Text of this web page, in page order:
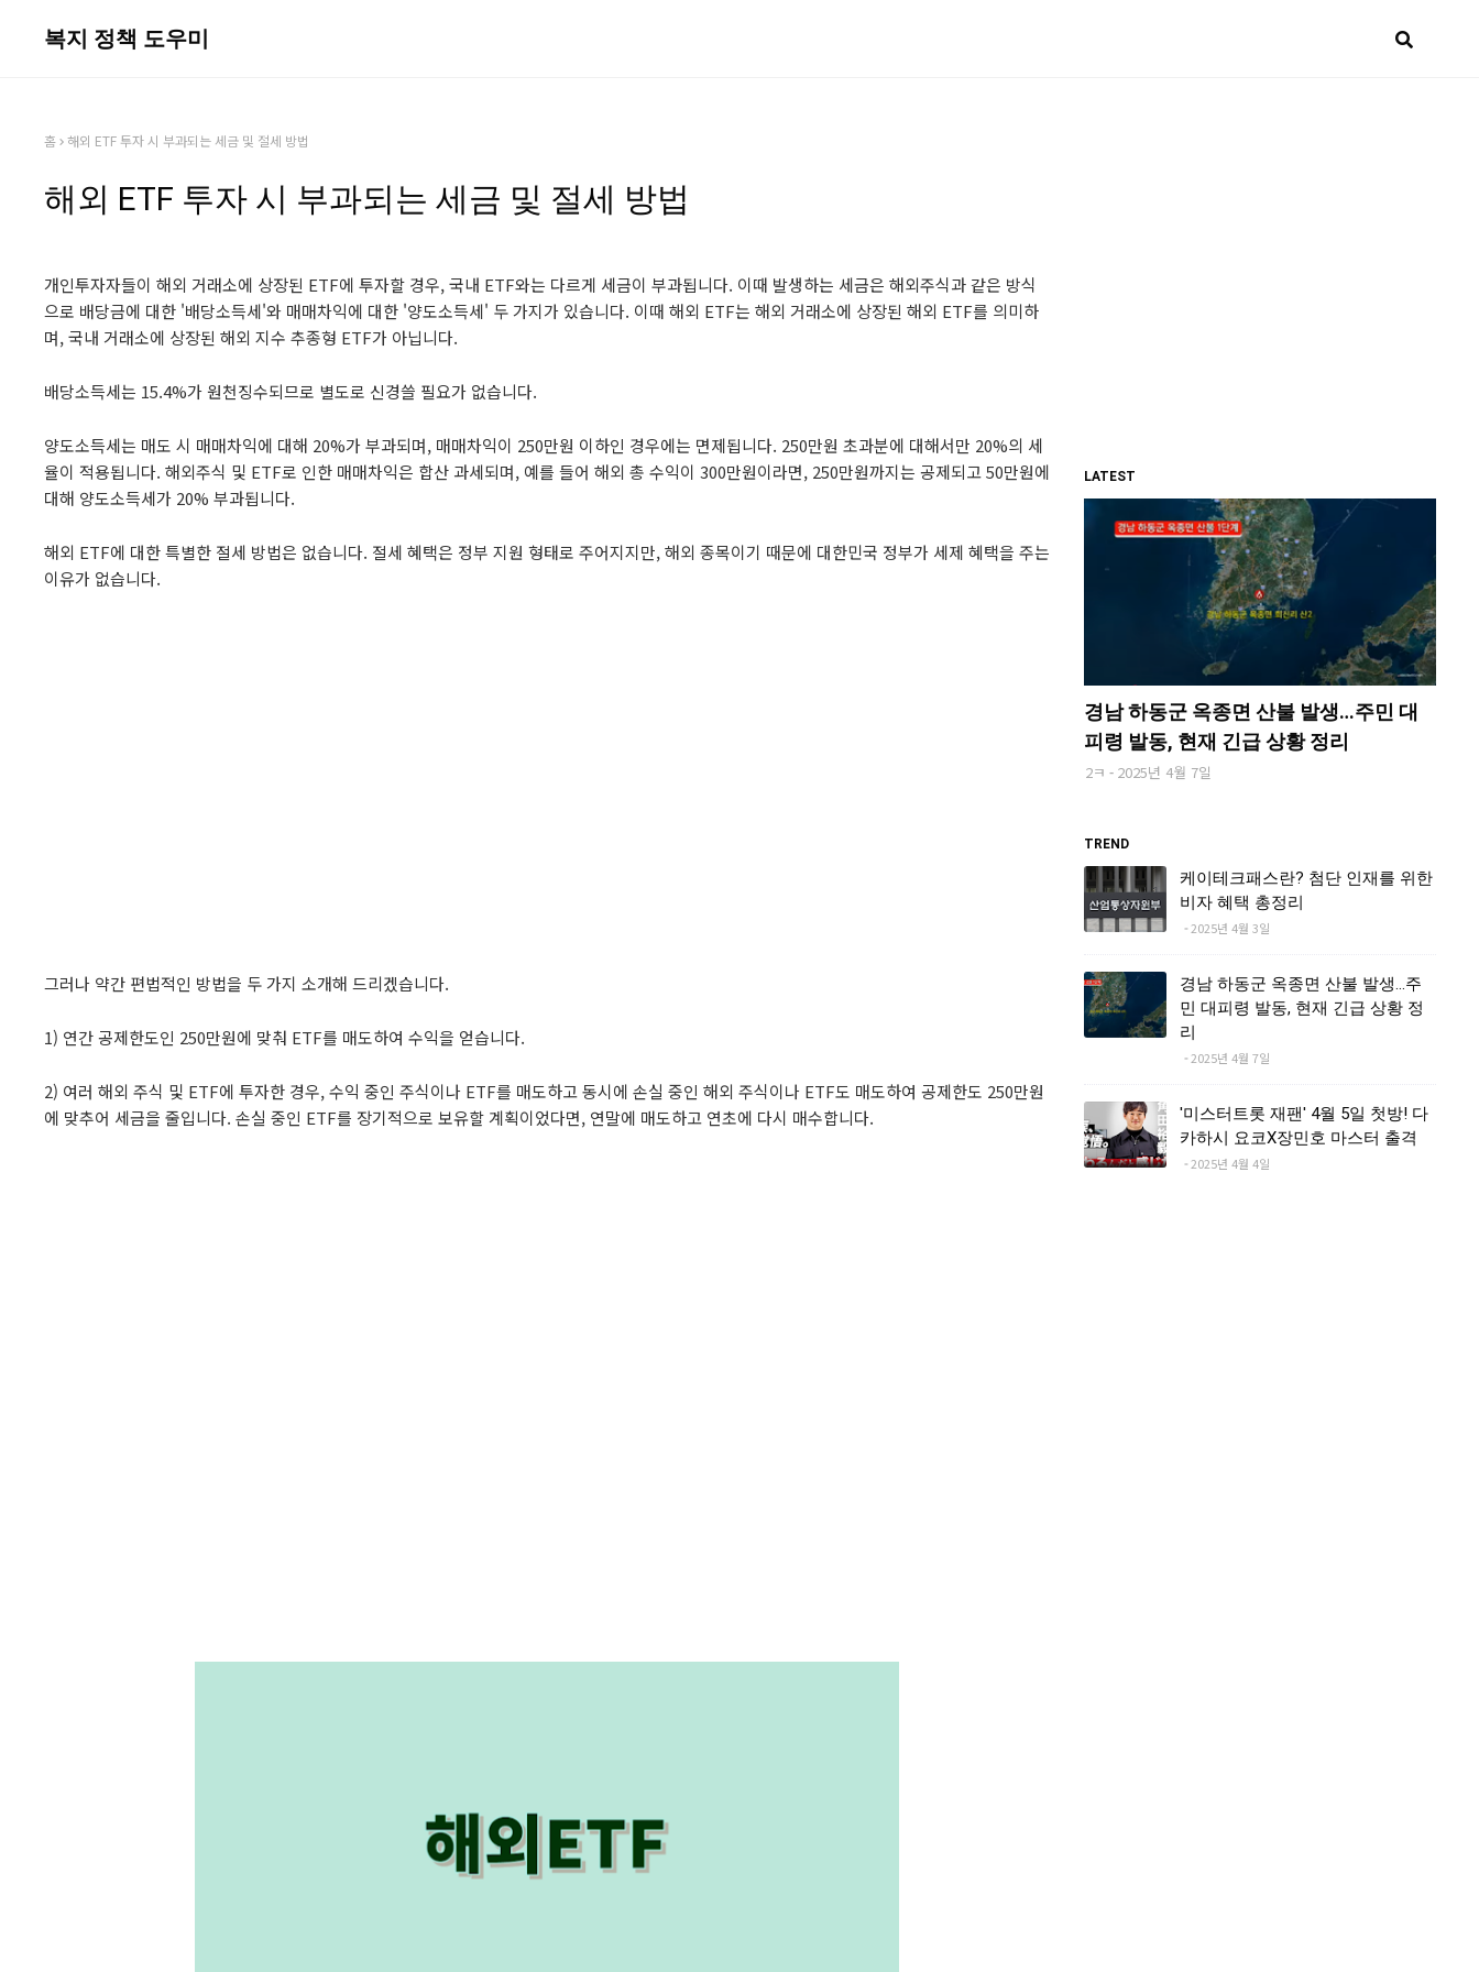
복지 정책 도우미
홈 해외 ETF 투자 시 부과되는 세금 및 절세 방법
해외 ETF 투자 시 부과되는 세금 및 절세 방법
개인투자자들이 해외 거래소에 상장된 ETF에 투자할 경우, 국내 ETF와는 다르게 세금이 부과됩니다. 이때 발생하는 세금은 해외주식과 같은 방식
으로 배당금에 대한 '배당소득세'와 매매차익에 대한 '양도소득세' 두 가지가 있습니다. 이때 해외 ETF는 해외 거래소에 상장된 해외 ETF를 의미하
며, 국내 거래소에 상장된 해외 지수 추종형 ETF가 아닙니다.
배당소득세는 15.4%가 원천징수되므로 별도로 신경쓸 필요가 없습니다.
양도소득세는 매도 시 매매차익에 대해 20%가 부과되며, 매매차익이 250만원 이하인 경우에는 면제됩니다. 250만원 초과분에 대해서만 20%의 세
율이 적용됩니다. 해외주식 및 ETF로 인한 매매차익은 합산 과세되며, 예를 들어 해외 총 수익이 300만원이라면, 250만원까지는 공제되고 50만원에
대해 양도소득세가 20% 부과됩니다.
해외 ETF에 대한 특별한 절세 방법은 없습니다. 절세 혜택은 정부 지원 형태로 주어지지만, 해외 종목이기 때문에 대한민국 정부가 세제 혜택을 주는
이유가 없습니다.
그러나 약간 편법적인 방법을 두 가지 소개해 드리겠습니다.
1) 연간 공제한도인 250만원에 맞춰 ETF를 매도하여 수익을 얻습니다.
2) 여러 해외 주식 및 ETF에 투자한 경우, 수익 중인 주식이나 ETF를 매도하고 동시에 손실 중인 해외 주식이나 ETF도 매도하여 공제한도 250만원
에 맞추어 세금을 줄입니다. 손실 중인 ETF를 장기적으로 보유할 계획이었다면, 연말에 매도하고 연초에 다시 매수합니다.
LATEST
경남 하동군 옥종면 산불 발생…주민 대
피령 발동, 현재 긴급 상황 정리
2ㅋ 2025년 4월 7일
TREND
케이테크패스란? 첨단 인재를 위한
비자 혜택 총정리
2025년 4월 3일
경남 하동군 옥종면 산불 발생…주
민 대피령 발동, 현재 긴급 상황 정
리
2025년 4월 7일
'미스터트롯 재팬' 4월 5일 첫방! 다
카하시 요코X장민호 마스터 출격
2025년 4월 4일